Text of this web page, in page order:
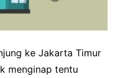
ke Jakarta Timur
menginap tentu